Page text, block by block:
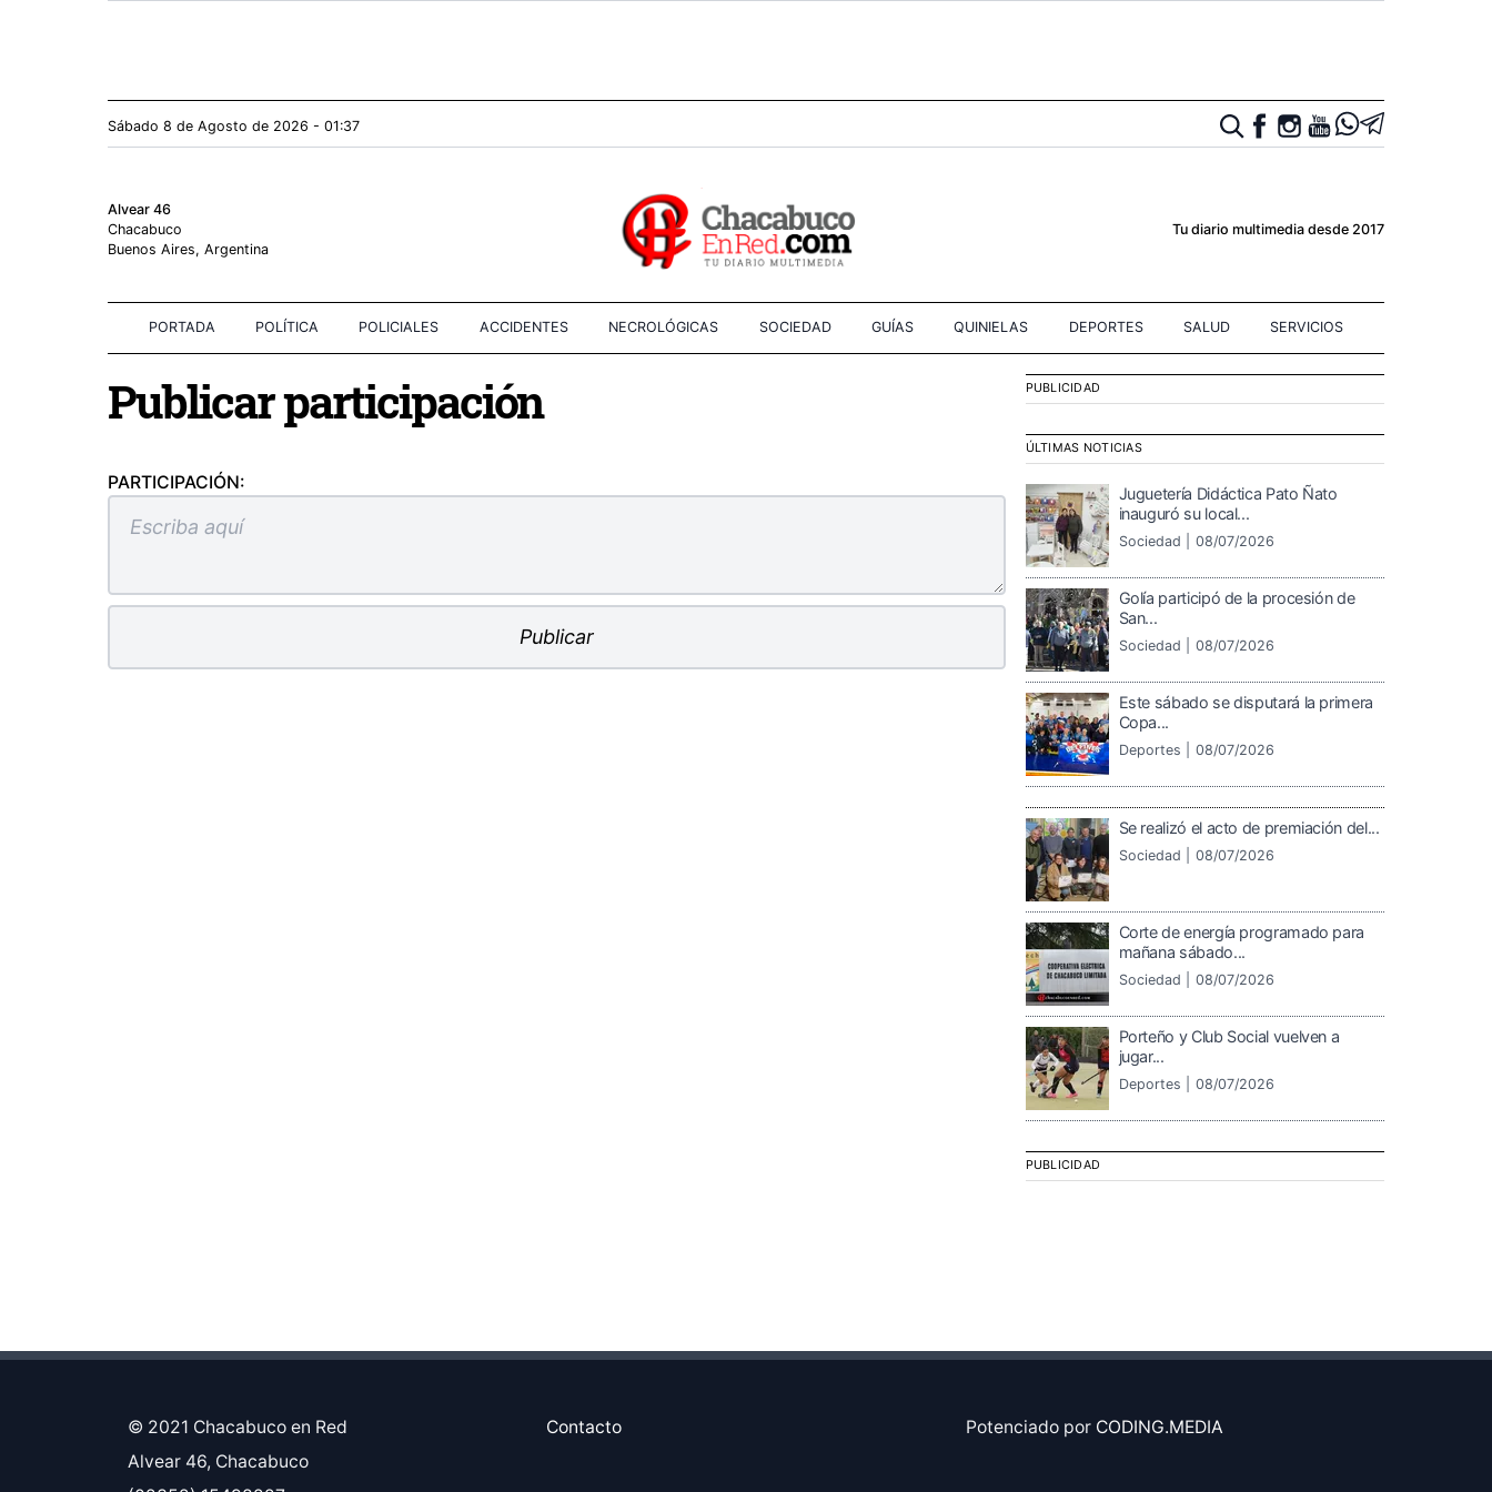
Sábado 8 de Agosto de 2026 - 01:37
Alvear 46
Chacabuco
Buenos Aires, Argentina
Tu diario multimedia desde 2017
PORTADA POLÍTICA POLICIALES ACCIDENTES NECROLÓGICAS SOCIEDAD GUÍAS QUINIELAS DEPORTES SALUD SERVICIOS
Publicar participación
PARTICIPACIÓN:
PUBLICIDAD
ÚLTIMAS NOTICIAS
Juguetería Didáctica Pato Ñato
inauguró su local...
Sociedad | 08/07/2026
Golía participó de la procesión de
San...
Sociedad | 08/07/2026
Este sábado se disputará la primera
Copa...
Deportes | 08/07/2026
Se realizó el acto de premiación del...
Sociedad | 08/07/2026
Corte de energía programado para
mañana sábado...
Sociedad | 08/07/2026
Porteño y Club Social vuelven a
jugar...
Deportes | 08/07/2026
PUBLICIDAD
© 2021 Chacabuco en Red
Alvear 46, Chacabuco
Contacto Potenciado por CODING.MEDIA